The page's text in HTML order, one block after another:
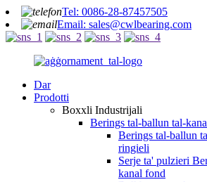
Tel: 0086-28-87457505
Email: sales@cwlbearing.com
Dar
Prodotti
Boxxli Industrijali
Berings tal-ballun tal-
Berings tal-ballun
ringieli
Serje ta' pulzieri
kanal fond